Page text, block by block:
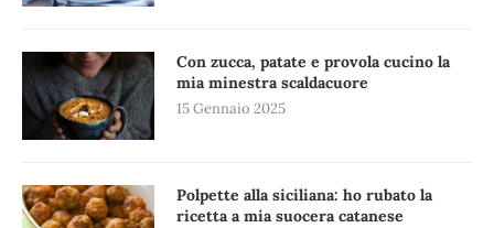
Con zucca, patate e provola cucino la
mia minestra scaldacuore
15 Gennaio 2025
Polpette alla siciliana: ho rubato la
ricetta a mia suocera catanese